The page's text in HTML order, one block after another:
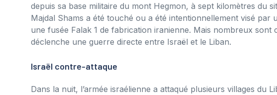
depuis sa base militaire du mont Hegmon, à sept kilomètres du
Majdal Shams a été touché ou a été intentionnellement visé
une fusée Falak 1 de fabrication iranienne. Mais nombreux sont
déclenche une guerre directe entre Israël et le Liban.
Israël contre-attaque
Dans la nuit, l’armée israélienne a attaqué plusieurs villages du